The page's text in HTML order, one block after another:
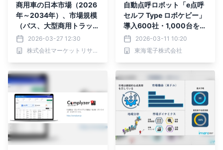
商用車の日本市場（2026
年～2034年）、市場規模
（バス、大型商用トラッ
ク、小型商用ピックアップ
トラック）・分析レポート
を発表
2026-03-27 12:30
株式会社マーケットリサーチセンター
自動点呼ロボット「e点呼
セルフ Type ロボケビー」
導入600社・1,000台を突
破
2026-03-11 10:20
東海電子株式会社